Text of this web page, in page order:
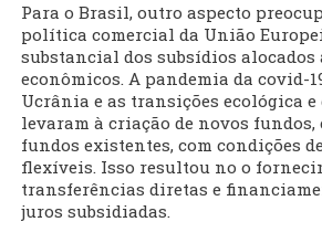
Para o Brasil, outro aspecto
política comercial da União
substancial dos subsídios alocados
econômicos. A pandemia da covid-
Ucrânia e as transições ecológica
levaram à criação de novos fundos,
fundos existentes, com condições
flexíveis. Isso resultou no o
transferências diretas e
juros subsidiadas.